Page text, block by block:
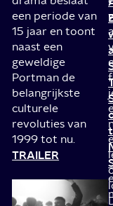
een periode van
15 jaar en toont
naast een
geweldige
Portman de
belangrijkste
culturele
revoluties van
1999 tot nu.
TRAILER